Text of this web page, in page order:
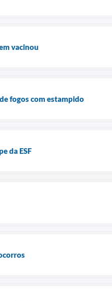
vacinou
fogos com estampido
da ESF